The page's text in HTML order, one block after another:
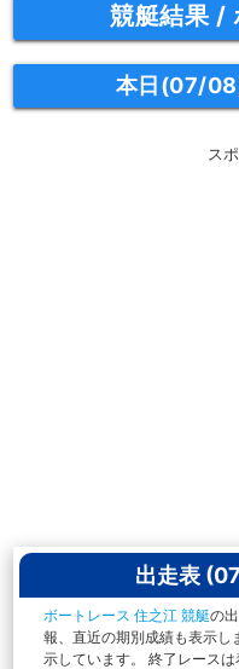
競艇結果 /
本日(07/
ス
出走表
ボートレース 住之江 競艇の
報、直近の期別成績も表示し
示しています。 終了レースは